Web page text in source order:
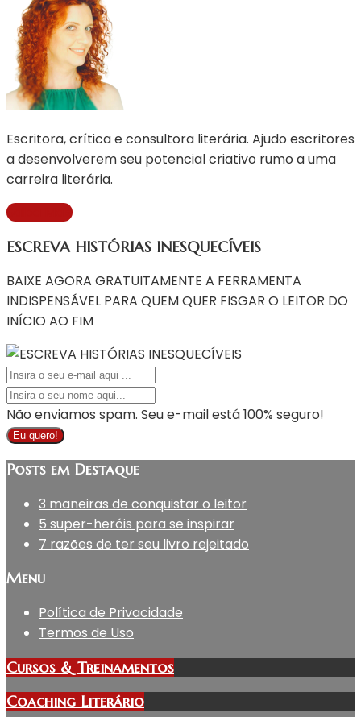
Escritora, crítica e consultora literária. Ajudo escritores
a desenvolverem seu potencial criativo rumo a uma
carreira literária.
Saiba Mais
ESCREVA HISTÓRIAS INESQUECÍVEIS
BAIXE AGORA GRATUITAMENTE A FERRAMENTA
INDISPENSÁVEL PARA QUEM QUER FISGAR O LEITOR DO
INÍCIO AO FIM
Não enviamos spam. Seu e-mail está 100% seguro!
Eu quero!
Posts em Destaque
3 maneiras de conquistar o leitor
5 super-heróis para se inspirar
7 razões de ter seu livro rejeitado
Menu
Política de Privacidade
Termos de Uso
Cursos & Treinamentos
Coaching Literário